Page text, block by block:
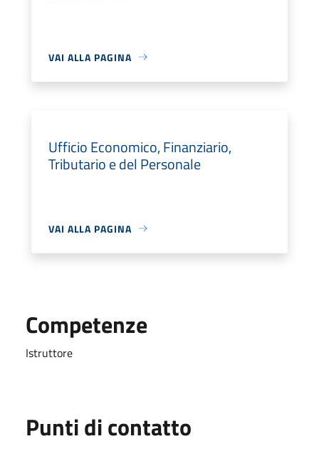
VAI ALLA PAGINA
Ufficio Economico, Finanziario,
Tributario e del Personale
VAI ALLA PAGINA
Competenze
Istruttore
Punti di contatto